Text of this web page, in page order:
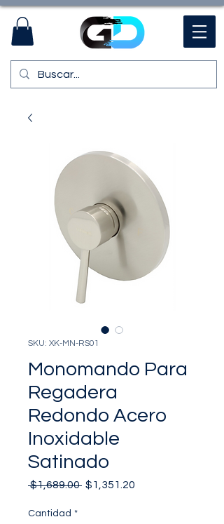
SKU: XK-MN-RS01
Monomando Para
Regadera
Redondo Acero
Inoxidable
Satinado
$1,689.00 Precio
$1,351.20
Cantidad *